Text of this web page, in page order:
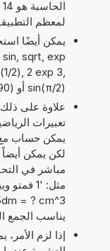
لمعظم
2), 2 exp 3,
sin(π/2) أو sin(90)
علاوة على
تعبيرات
لكن يمكن
مباشر في
يناسب الجمع
إذا لزم